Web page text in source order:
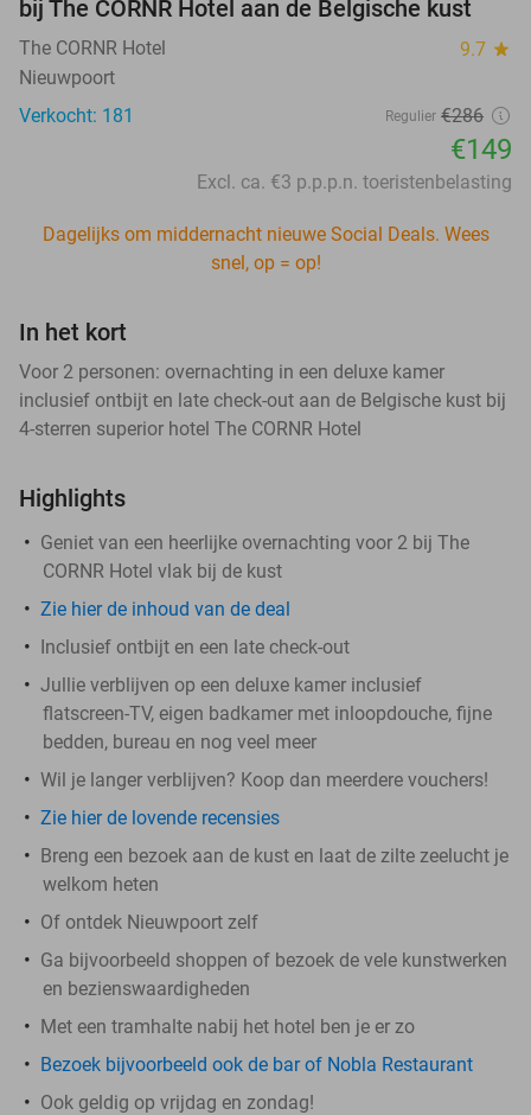
bij The CORNR Hotel aan de Belgische kust
The CORNR Hotel 9.7 star
Nieuwpoort
Verkocht: 181
Regulier €286
€149
Excl. ca. €3 p.p.p.n. toeristenbelasting
Dagelijks om middernacht nieuwe Social Deals. Wees
snel, op = op!
In het kort
Voor 2 personen: overnachting in een deluxe kamer
inclusief ontbijt en late check-out aan de Belgische kust bij
4-sterren superior hotel The CORNR Hotel
Highlights
Geniet van een heerlijke overnachting voor 2 bij The
CORNR Hotel vlak bij de kust
Zie hier de inhoud van de deal
Inclusief ontbijt en een late check-out
Jullie verblijven op een deluxe kamer inclusief
flatscreen-TV, eigen badkamer met inloopdouche, fijne
bedden, bureau en nog veel meer
Wil je langer verblijven? Koop dan meerdere vouchers!
Zie hier de lovende recensies
Breng een bezoek aan de kust en laat de zilte zeelucht je
welkom heten
Of ontdek Nieuwpoort zelf
Ga bijvoorbeeld shoppen of bezoek de vele kunstwerken
en bezienswaardigheden
Met een tramhalte nabij het hotel ben je er zo
Bezoek bijvoorbeeld ook de bar of Nobla Restaurant
Ook geldig op vrijdag en zondag!